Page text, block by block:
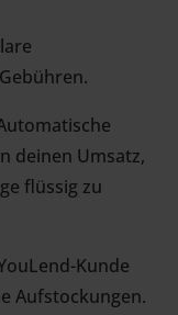
deinen Umsatz,
flüssig zu
Kunde
Aufstockungen.